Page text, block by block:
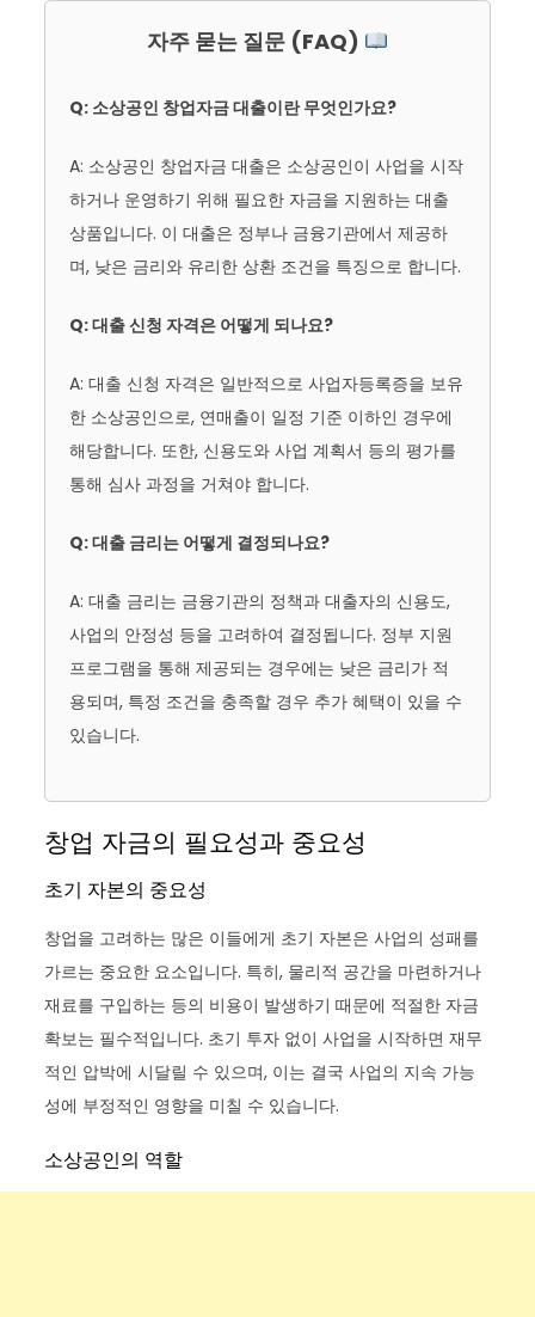
자주 묻는 질문 (FAQ)
Q: 소상공인 창업자금 대출이란 무엇인가요?
A: 소상공인 창업자금 대출은 소상공인이 사업을 시작
하거나 운영하기 위해 필요한 자금을 지원하는 대출
상품입니다. 이 대출은 정부나 금융기관에서 제공하
며, 낮은 금리와 유리한 상환 조건을 특징으로 합니다.
Q: 대출 신청 자격은 어떻게 되나요?
A: 대출 신청 자격은 일반적으로 사업자등록증을 보유
한 소상공인으로, 연매출이 일정 기준 이하인 경우에
해당합니다. 또한, 신용도와 사업 계획서 등의 평가를
통해 심사 과정을 거쳐야 합니다.
Q: 대출 금리는 어떻게 결정되나요?
A: 대출 금리는 금융기관의 정책과 대출자의 신용도,
사업의 안정성 등을 고려하여 결정됩니다. 정부 지원
프로그램을 통해 제공되는 경우에는 낮은 금리가 적
용되며, 특정 조건을 충족할 경우 추가 혜택이 있을 수
있습니다.
창업 자금의 필요성과 중요성
초기 자본의 중요성
창업을 고려하는 많은 이들에게 초기 자본은 사업의 성패를
가르는 중요한 요소입니다. 특히, 물리적 공간을 마련하거나
재료를 구입하는 등의 비용이 발생하기 때문에 적절한 자금
확보는 필수적입니다. 초기 투자 없이 사업을 시작하면 재무
적인 압박에 시달릴 수 있으며, 이는 결국 사업의 지속 가능
성에 부정적인 영향을 미칠 수 있습니다.
소상공인의 역할